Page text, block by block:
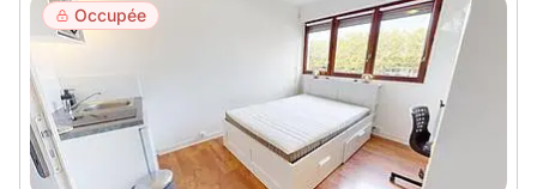
Occupée